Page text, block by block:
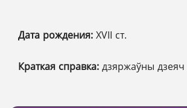
Дата рождения: XVII ст.
Краткая справка: дзяржаўны